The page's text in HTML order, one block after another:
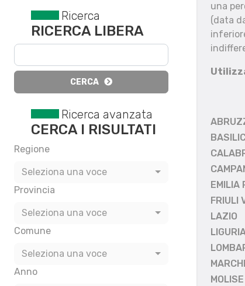
Reset filtri
Ricerca
RICERCA LIBERA
CERCA
Ricerca avanzata
CERCA I RISULTATI
Regione
Seleziona una voce
Provincia
Seleziona una voce
Comune
Seleziona una voce
Anno
una
(data
EMILIA
FRIULI
LAZIO
MOLISE